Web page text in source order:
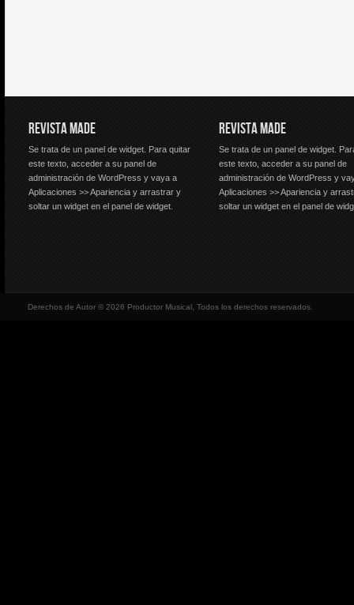
REVISTA MADE
Se trata de un panel de widget. Para quitar
este texto, acceder a su panel de
administración de WordPress y vaya a
Aplicaciones >> Apariencia y arrastrar y
soltar un widget en el panel de widget.
REVISTA MADE
Se trata de un panel de widget.
este texto, acceder a su panel de
administración de WordPress y
Aplicaciones >> Apariencia y
soltar un widget en el panel de
Derechos de Autor © 2026 Productor Musical, Todos los derechos reservados.